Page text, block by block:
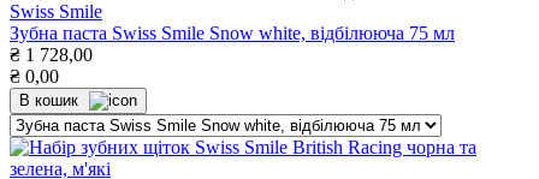
Swiss Smile
Зубна паста Swiss Smile Snow white, відбілююча 75 мл
₴ 1 728,00
₴ 0,00
В кошик